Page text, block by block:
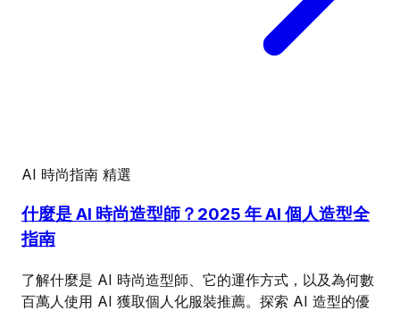
AI 時尚指南 精選
什麼是 AI 時尚造型師？2025 年 AI 個人造型全
指南
了解什麼是 AI 時尚造型師、它的運作方式，以及為何數
百萬人使用 AI 獲取個人化服裝推薦。探索 AI 造型的優